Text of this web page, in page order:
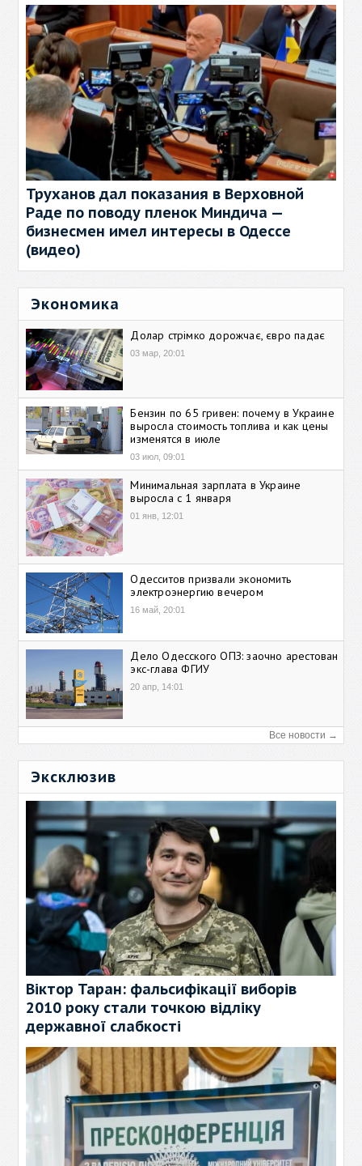
Труханов дал показания в Верховной
Раде по поводу пленок Миндича —
бизнесмен имел интересы в Одессе
(видео)
Экономика
Долар стрімко дорожчає, євро падає
03 мар, 20:01
Бензин по 65 гривен: почему в Украине
выросла стоимость топлива и как цены
изменятся в июле
03 июл, 09:01
Минимальная зарплата в Украине
выросла с 1 января
01 янв, 12:01
Одесситов призвали экономить
электроэнергию вечером
16 май, 20:01
Дело Одесского ОПЗ: заочно арестован
экс-глава ФГИУ
20 апр, 14:01
Все новости →
Эксклюзив
Віктор Таран: фальсифікації виборів
2010 року стали точкою відліку
державної слабкості